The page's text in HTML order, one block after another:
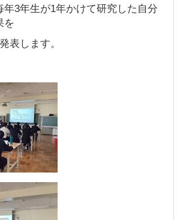
年3年生が1年かけて研究した自分
を
表します。